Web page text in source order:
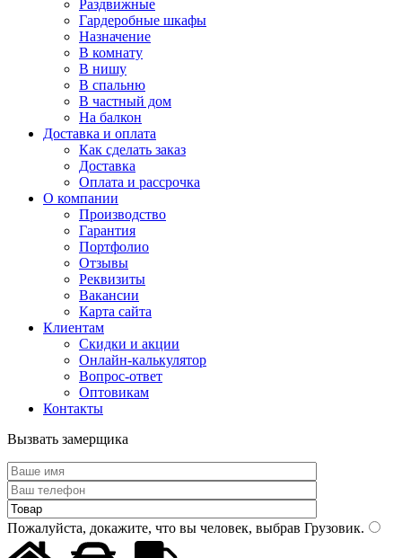
Раздвижные
Гардеробные шкафы
Назначение
В комнату
В нишу
В спальню
В частный дом
На балкон
Доставка и оплата
Как сделать заказ
Доставка
Оплата и рассрочка
О компании
Производство
Гарантия
Портфолио
Отзывы
Реквизиты
Вакансии
Карта сайта
Клиентам
Скидки и акции
Онлайн-калькулятор
Вопрос-ответ
Оптовикам
Контакты
Вызвать замерщика
Пожалуйста, докажите, что вы человек, выбрав Грузовик.